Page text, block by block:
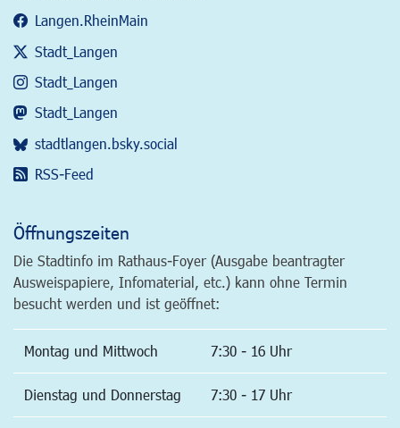
Langen.RheinMain
Stadt_Langen
Stadt_Langen
Stadt_Langen
stadtlangen.bsky.social
RSS-Feed
Öffnungszeiten
Die Stadtinfo im Rathaus-Foyer (Ausgabe beantragter
Ausweispapiere, Infomaterial, etc.) kann ohne Termin
besucht werden und ist geöffnet:
Montag und Mittwoch 7:30 - 16 Uhr
Dienstag und Donnerstag 7:30 - 17 Uhr